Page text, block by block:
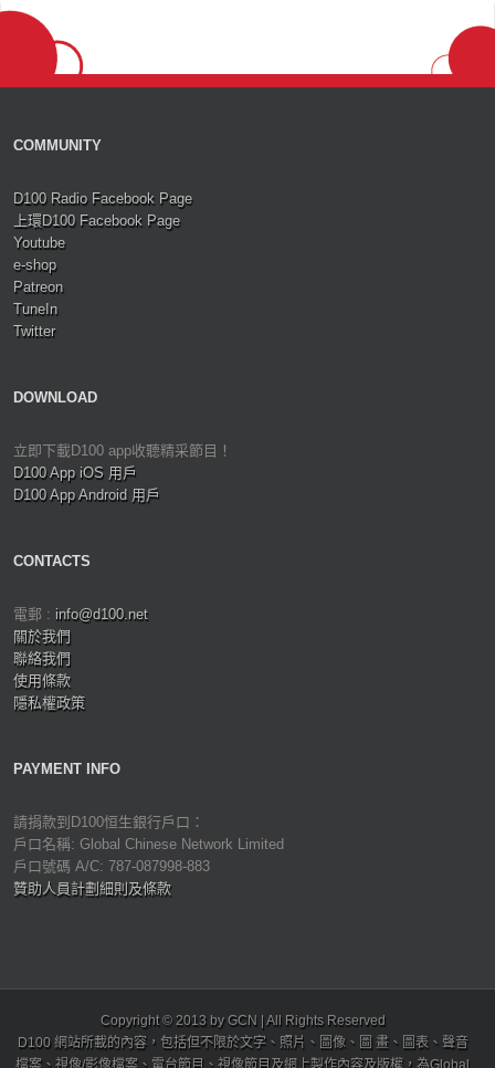
COMMUNITY
D100 Radio Facebook Page
上環D100 Facebook Page
Youtube
e-shop
Patreon
TuneIn
Twitter
DOWNLOAD
立即下載D100 app收聽精采節目！
D100 App iOS 用戶
D100 App Android 用戶
CONTACTS
電郵 : info@d100.net
關於我們
聯絡我們
使用條款
隱私權政策
PAYMENT INFO
請捐款到D100恒生銀行戶口：
戶口名稱: Global Chinese Network Limited
戶口號碼 A/C: 787-087998-883
贊助人員計劃細則及條款
Copyright © 2013 by GCN | All Rights Reserved
D100 網站所載的內容，包括但不限於文字、照片、圖像、圖 畫、圖表、聲音
檔案、視像/影像檔案、電台節目、視像節目及網上製作內容及版權，為Global